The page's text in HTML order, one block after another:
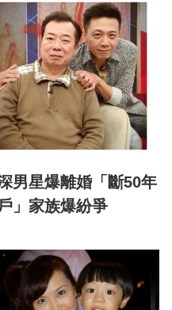
男星爆離婚「斷50年
」家族爆紛爭